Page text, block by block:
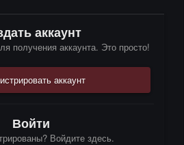
аккаунт
получения аккаунта. Это просто!
аккаунт
Войти
Войдите здесь.